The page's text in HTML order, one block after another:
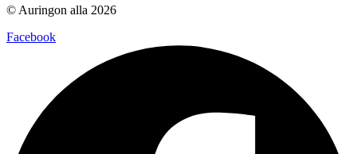
© Auringon alla 2026
Facebook